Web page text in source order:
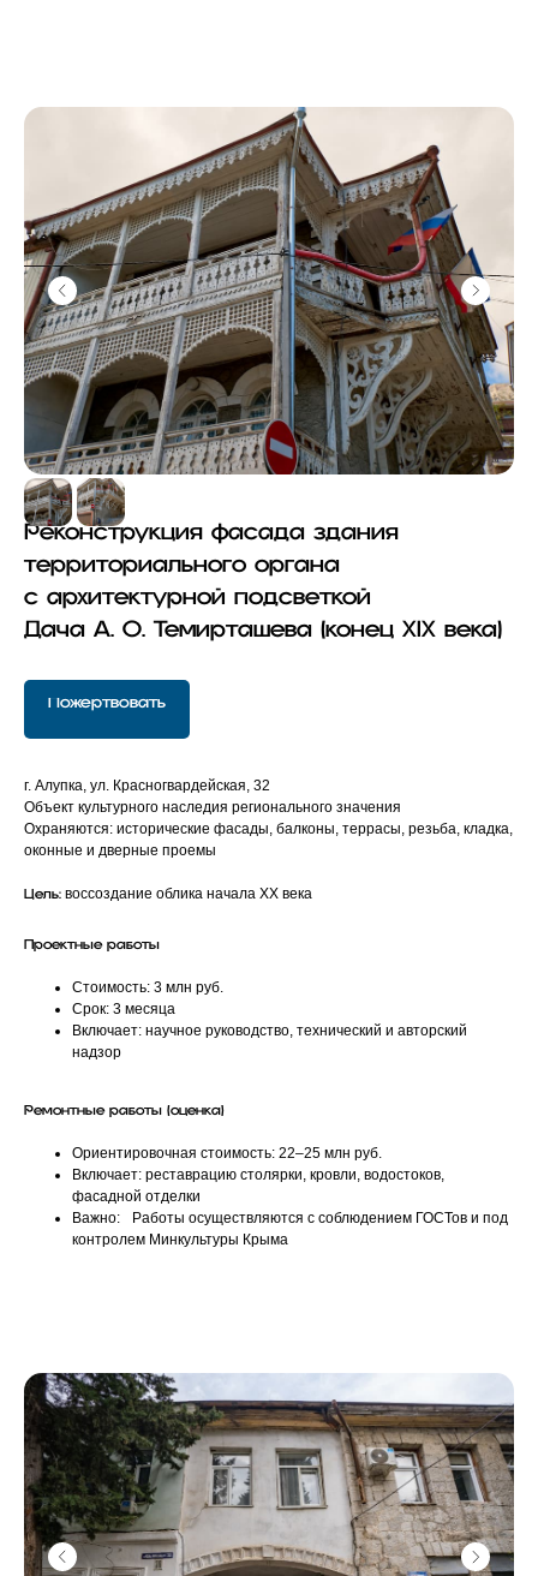
Реконструкция фасада здания
территориального органа
с архитектурной подсветкой
Дача А. О. Темирташева (конец века)
Пожертвовать
г. Алупка, ул. Красногвардейская, 32
Объект культурного наследия регионального значения
Охраняются: исторические фасады, балконы, террасы, резьба, кладка,
оконные и дверные проемы
Цель: воссоздание облика начала XX века
Проектные работы
Стоимость: 3 млн руб.
Срок: 3 месяца
Включает: научное руководство, технический и авторский
надзор
Ремонтные работы (оценка)
Ориентировочная стоимость: 22–25 млн руб.
Включает: реставрацию столярки, кровли, водостоков,
фасадной отделки
Важно: Работы осуществляются с соблюдением ГОСТов и под
контролем Минкультуры Крыма